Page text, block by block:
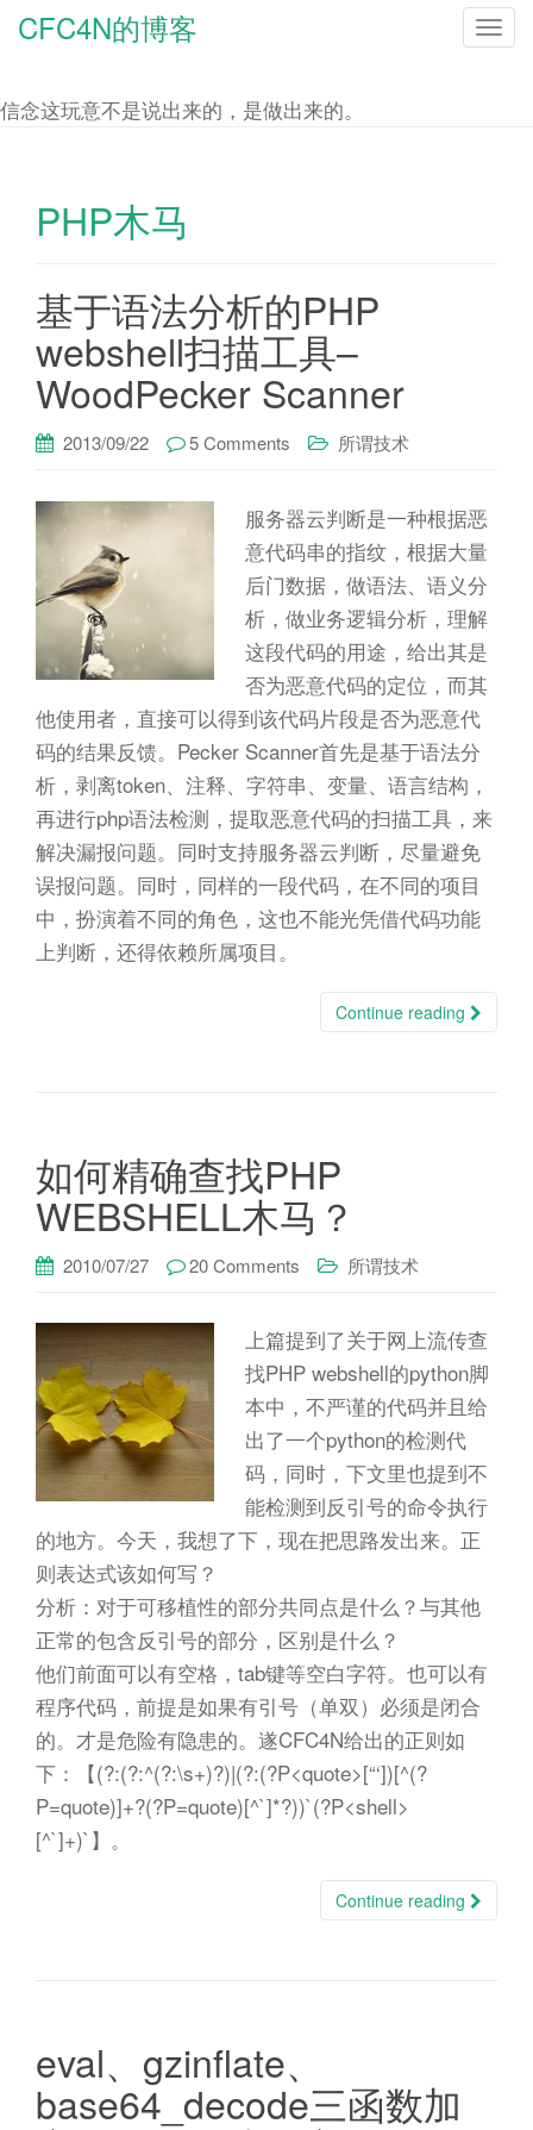
T
CFC4N的博客
信念这玩意不是说出来的，是做出来的。
PHP木马
基于语法分析的PHP
webshell扫描工具–
WoodPecker Scanner
2013/09/22 5 Comments 所谓技术
服务器云判断是一种根据恶
意代码串的指纹，根据大量
后门数据，做语法、语义分
析，做业务逻辑分析，理解
这段代码的用途，给出其是
否为恶意代码的定位，而其
他使用者，直接可以得到该代码片段是否为恶意代
码的结果反馈。Pecker Scanner首先是基于语法分
析，剥离token、注释、字符串、变量、语言结构，
再进行php语法检测，提取恶意代码的扫描工具，来
解决漏报问题。同时支持服务器云判断，尽量避免
误报问题。同时，同样的一段代码，在不同的项目
中，扮演着不同的角色，这也不能光凭借代码功能
上判断，还得依赖所属项目。
Continue reading
如何精确查找PHP
WEBSHELL木马？
2010/07/27 20 Comments 所谓技术
上篇提到了关于网上流传查
找PHP webshell的python脚
本中，不严谨的代码并且给
出了一个python的检测代
码，同时，下文里也提到不
能检测到反引号的命令执行
的地方。今天，我想了下，现在把思路发出来。正
则表达式该如何写？
分析：对于可移植性的部分共同点是什么？与其他
正常的包含反引号的部分，区别是什么？
他们前面可以有空格，tab键等空白字符。也可以有
程序代码，前提是如果有引号（单双）必须是闭合
的。才是危险有隐患的。遂CFC4N给出的正则如
下：【(?:(?:^(?:\s+)?)|(?:(?P<quote>[“‘])[^(?
P=quote)]+?(?P=quote)[^`]*?))`(?P<shell>
[^`]+)`】。
Continue reading
eval、gzinflate、
base64_decode三函数加